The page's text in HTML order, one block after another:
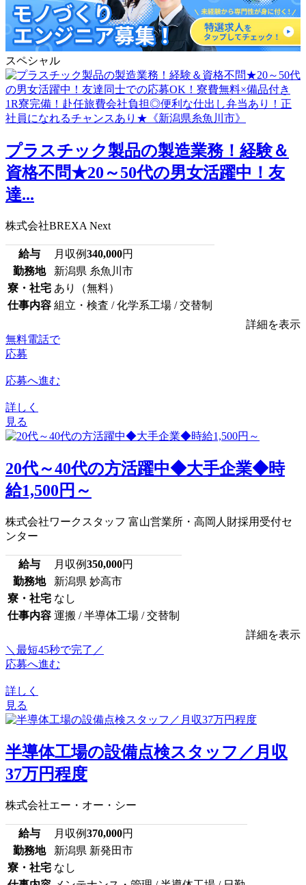
スペシャル
プラスチック製品の製造業務！経験＆
資格不問★20～50代の男女活躍中！友
達...
株式会社BREXA Next
給与 月収例340,000円
勤務地
新潟県 糸魚川市
寮・社宅 あり（無料）
仕事内容 組立・検査 / 化学系工場 / 交替制
詳細を表示
無料電話で
応募
応募へ進む
詳しく
見る
20代～40代の方活躍中◆大手企業◆時
給1,500円～
株式会社ワークスタッフ 富山営業所・高岡人財採用受付セ
ンター
給与 月収例350,000円
勤務地
新潟県 妙高市
寮・社宅 なし
仕事内容 運搬 / 半導体工場 / 交替制
詳細を表示
＼最短45秒で完了／
応募へ進む
詳しく
見る
半導体工場の設備点検スタッフ／月収
37万円程度
株式会社エー・オー・シー
給与 月収例370,000円
勤務地
新潟県 新発田市
寮・社宅 なし